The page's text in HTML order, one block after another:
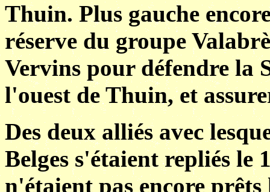
Thuin. Plus gauche
réserve du groupe
Vervins pour défendre la
l'ouest de Thuin, et
Des deux alliés avec
Belges s'étaient repliés le
n'étaient pas encore